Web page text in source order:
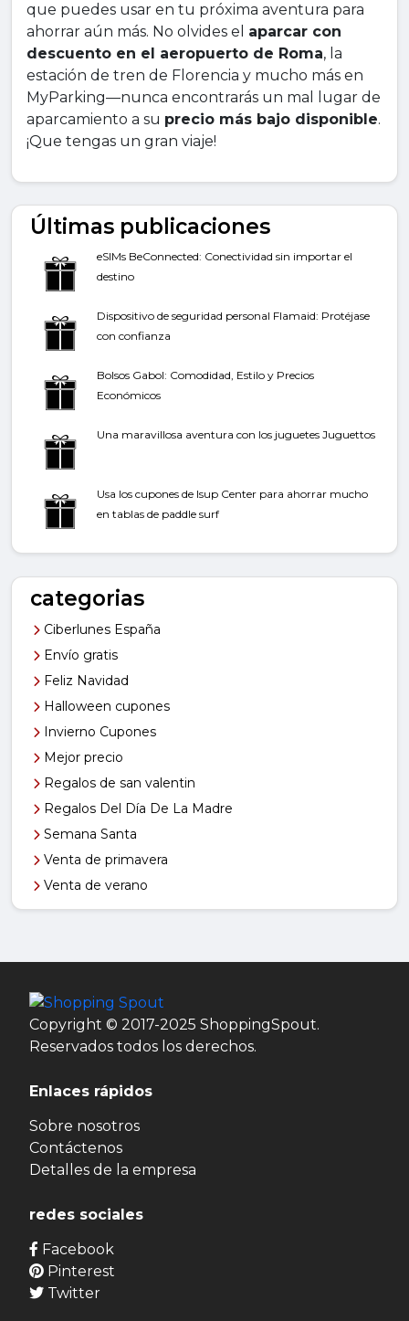
que puedes usar en tu próxima aventura para
ahorrar aún más. No olvides el aparcar con
descuento en el aeropuerto de Roma, la
estación de tren de Florencia y mucho más en
MyParking—nunca encontrarás un mal lugar de
aparcamiento a su precio más bajo disponible.
¡Que tengas un gran viaje!
Últimas publicaciones
eSIMs BeConnected: Conectividad sin importar el
destino
Dispositivo de seguridad personal Flamaid: Protéjase
con confianza
Bolsos Gabol: Comodidad, Estilo y Precios
Económicos
Una maravillosa aventura con los juguetes Juguettos
Usa los cupones de Isup Center para ahorrar mucho
en tablas de paddle surf
categorias
Ciberlunes España
Envío gratis
Feliz Navidad
Halloween cupones
Invierno Cupones
Mejor precio
Regalos de san valentin
Regalos Del Día De La Madre
Semana Santa
Venta de primavera
Venta de verano
Copyright © 2017-2025 ShoppingSpout.
Reservados todos los derechos.
Enlaces rápidos
Sobre nosotros
Contáctenos
Detalles de la empresa
redes sociales
Facebook
Pinterest
Twitter